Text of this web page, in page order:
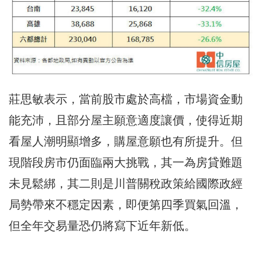
莊思敏表示，當前股市處於高檔，市場資金動
能充沛，且部分屋主願意適度讓價，使得近期
看屋人潮明顯增多，購屋意願也有所提升。但
現階段房市仍面臨兩大挑戰，其一為房貸難題
未見鬆綁，其二則是川普關稅政策給國際政經
局勢帶來不穩定因素，即便第四季買氣回溫，
但全年交易量恐仍將寫下近年新低。